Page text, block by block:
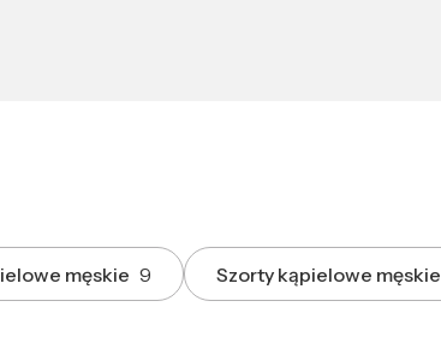
męskie 9 Szorty kąpielowe męskie